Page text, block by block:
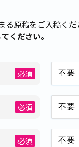
原稿をご入稿くだ
ください。
必須
必須
必須